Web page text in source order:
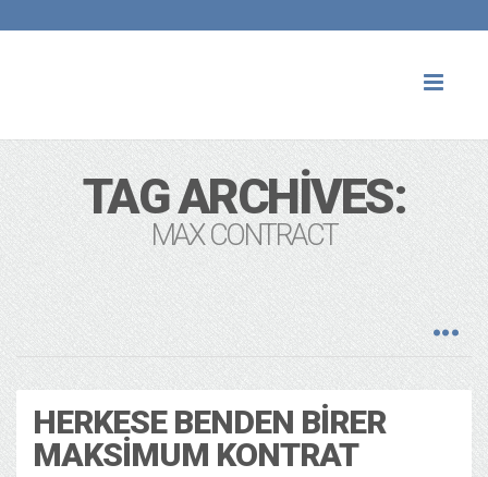
TAG ARCHIVES:
MAX CONTRACT
HERKESE BENDEN BIRER
MAKSIMUM KONTRAT